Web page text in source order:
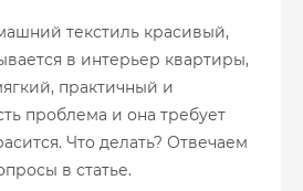
текстиль красивый,
в интерьер квартиры,
практичный и
проблема и она требует
Что делать? Отвечаем
в статье.